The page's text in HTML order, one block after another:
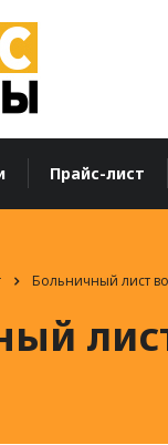
Прайс-лист
Больничный лист